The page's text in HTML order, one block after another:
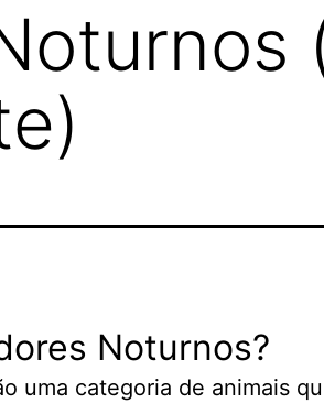
Noturnos?
uma categoria de animais